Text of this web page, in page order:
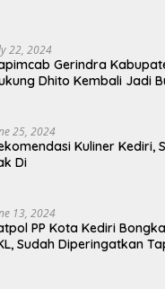
22, 2024
Gerindra
Dhito Kembali Jadi
25, 2024
Kuliner Kediri,
Di
13, 2024
PP Kota Kediri
Sudah Diperingatkan